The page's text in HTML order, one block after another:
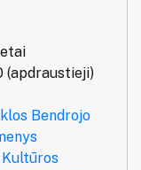
(apdraustieji)
Bendrojo
Kultūros